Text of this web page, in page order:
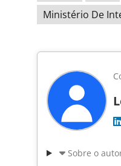
Ministério De
Sobre o